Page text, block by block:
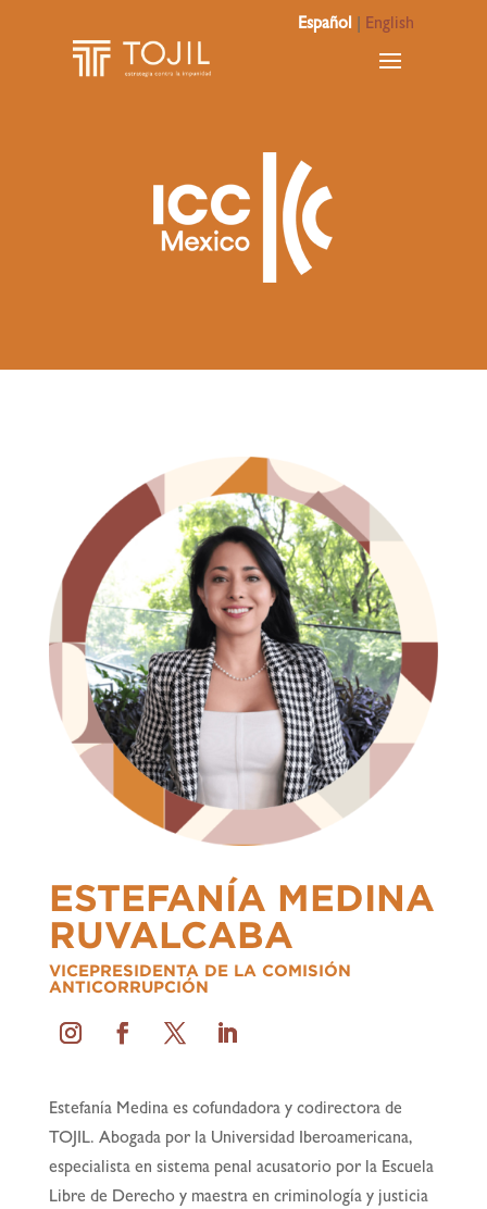
Español English
ESTEFANÍA MEDINA
RUVALCABA
VICEPRESIDENTA DE LA COMISIÓN
ANTICORRUPCIÓN
Estefanía Medina es cofundadora y codirectora de
TOJIL. Abogada por la Universidad Iberoamericana,
especialista en sistema penal acusatorio por la Escuela
Libre de Derecho y maestra en criminología y justicia